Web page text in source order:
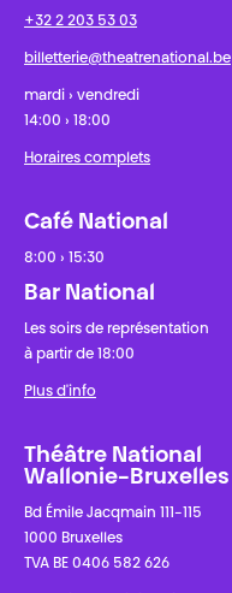
+32 2 203 53 03
billetterie@theatrenational.be
mardi › vendredi
14:00 › 18:00
Horaires complets
Café National
8:00 › 15:30
Bar National
Les soirs de représentation
à partir de 18:00
Plus d'info
Théâtre National
Wallonie-Bruxelles
Bd Émile Jacqmain 111-115
1000 Bruxelles
TVA BE 0406 582 626